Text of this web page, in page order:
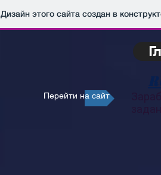
Дизайн этого сайта создан в
Перейти на сайт